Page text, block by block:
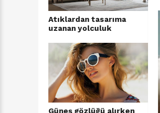
Atıklardan tasarıma
uzanan yolculuk
Güneş gözlüğü alırken